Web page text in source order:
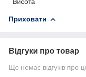
Приховати
Відгуки про товар
Ще немає відгуків про